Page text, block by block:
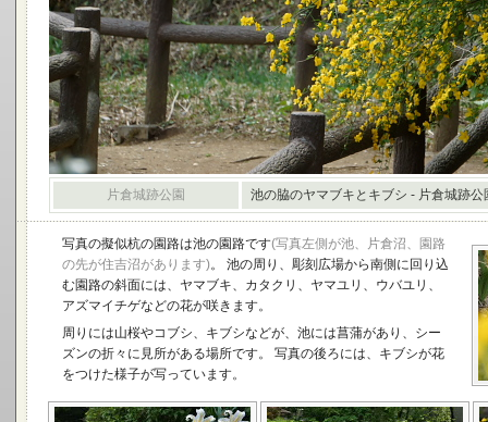
片倉城跡公園 池の脇のヤマブキとキブシ - 片倉城跡公
写真の擬似杭の園路は池の園路です(写真左側が池、片倉沼、園路
の先が住吉沼があります)。 池の周り、彫刻広場から南側に回り込
む園路の斜面には、ヤマブキ、カタクリ、ヤマユリ、ウバユリ、
アズマイチゲなどの花が咲きます。
周りには山桜やコブシ、キブシなどが、池には菖蒲があり、シー
ズンの折々に見所がある場所です。 写真の後ろには、キブシが花
をつけた様子が写っています。